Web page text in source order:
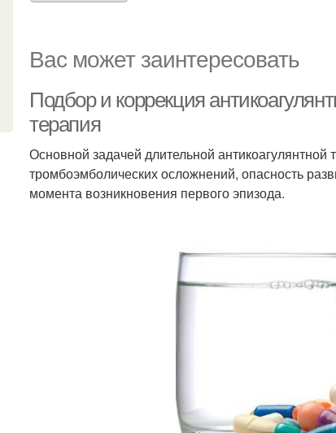
Вас может заинтересовать
Подбор и коррекция
терапия
Основной задачей длительной
тромбоэмболических осложнений, опасность
момента возникновения первого эпизода.